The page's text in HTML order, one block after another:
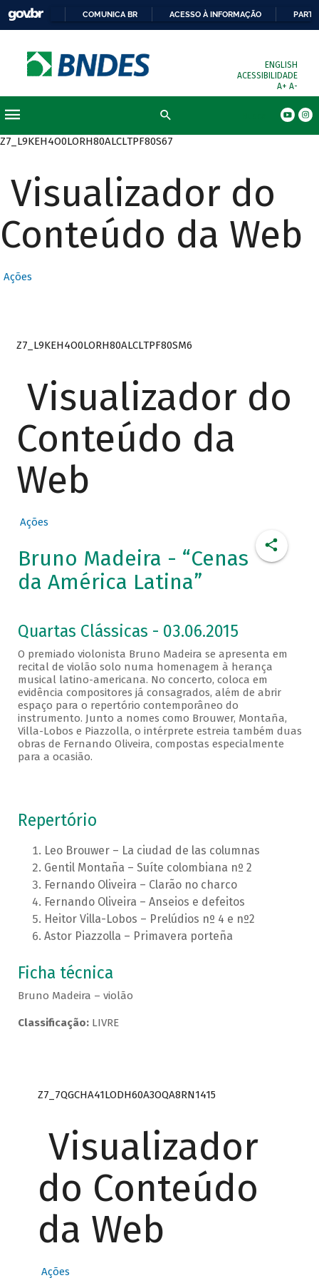
COMUNICA BR ACESSO À INFORMAÇÃO
ENGLISH
ACESSIBILIDADE
A+ A-
Z7_L9KEH4O0LORH80ALCLTPF80S67
Visualizador do
Conteúdo da Web
Ações
Z7_L9KEH4O0LORH80ALCLTPF80SM6
Visualizador do
Conteúdo da
Web
Ações
Bruno Madeira - “Cenas
da América Latina”
Quartas Clássicas - 03.06.2015
O premiado violonista Bruno Madeira se apresenta em
recital de violão solo numa homenagem à herança
musical latino-americana. No concerto, coloca em
evidência compositores já consagrados, além de abrir
espaço para o repertório contemporâneo do
instrumento. Junto a nomes como Brouwer, Montaña,
Villa-Lobos e Piazzolla, o intérprete estreia também duas
obras de Fernando Oliveira, compostas especialmente
para a ocasião.
Repertório
Leo Brouwer – La ciudad de las columnas
Gentil Montaña – Suíte colombiana nº 2
Fernando Oliveira – Clarão no charco
Fernando Oliveira – Anseios e defeitos
Heitor Villa-Lobos – Prelúdios nº 4 e nº2
Astor Piazzolla – Primavera porteña
Ficha técnica
Bruno Madeira – violão
Classificação:LIVRE
Z7_7QGCHA41LODH60A3OQA8RN1415
Visualizador
do Conteúdo
da Web
Ações